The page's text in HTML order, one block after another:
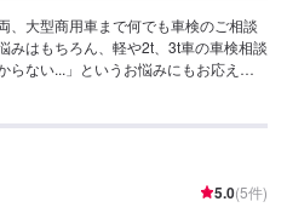
大型商用車まで何でも車検のご相談
みはもちろん、軽や2t、3t車の車検相談
らない...」というお悩みにもお応えし
【1】オフ
て詳細をお送り頂きますようお願い致
5.0(5件)